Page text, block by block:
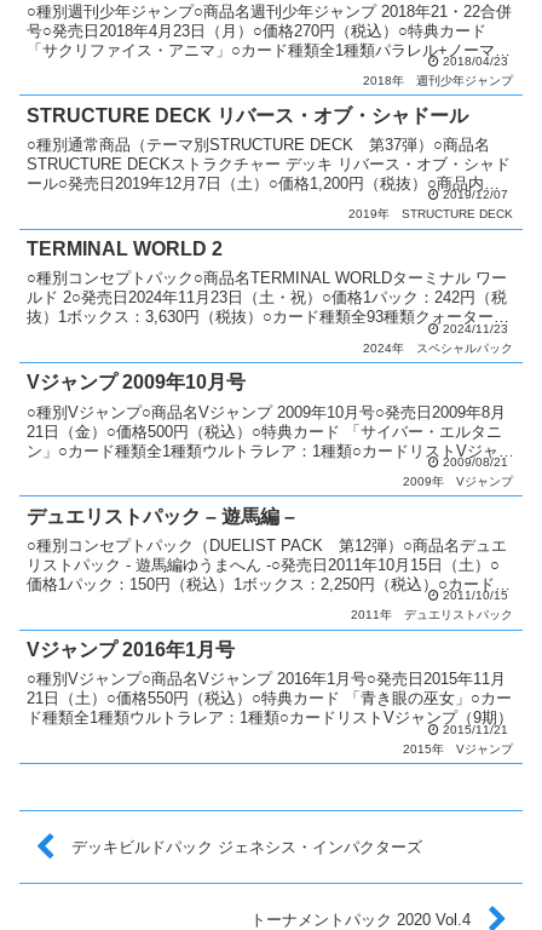
○種別週刊少年ジャンプ○商品名週刊少年ジャンプ 2018年21・22合併
号○発売日2018年4月23日（月）○価格270円（税込）○特典カード
「サクリファイス・アニマ」○カード種類全1種類パラレル+ノーマ
2018/04/23
2018年
週刊少年ジャンプ
STRUCTURE DECK リバース・オブ・シャドール
○種別通常商品（テーマ別STRUCTURE DECK 第37弾）○商品名
STRUCTURE DECKストラクチャー デッキ リバース・オブ・シャド
ール○発売日2019年12月7日（土）○価格1,200円（税抜）○商品内容
2019/12/07
2019年
STRUCTURE DECK
TERMINAL WORLD 2
○種別コンセプトパック○商品名TERMINAL WORLDターミナル ワー
ルド 2○発売日2024年11月23日（土・祝）○価格1パック：242円（税
抜）1ボックス：3,630円（税抜）○カード種類全93種類クォーターセ
2024/11/23
2024年
スペシャルパック
Vジャンプ 2009年10月号
○種別Vジャンプ○商品名Vジャンプ 2009年10月号○発売日2009年8月
21日（金）○価格500円（税込）○特典カード 「サイバー・エルタニ
ン」○カード種類全1種類ウルトラレア：1種類○カードリストVジャン
2009/08/21
2009年
Vジャンプ
デュエリストパック – 遊馬編 –
○種別コンセプトパック（DUELIST PACK 第12弾）○商品名デュエ
リストパック - 遊馬編ゆうまへん -○発売日2011年10月15日（土）○
価格1パック：150円（税込）1ボックス：2,250円（税込）○カード種
2011/10/15
2011年
デュエリストパック
Vジャンプ 2016年1月号
○種別Vジャンプ○商品名Vジャンプ 2016年1月号○発売日2015年11月
21日（土）○価格550円（税込）○特典カード 「青き眼の巫女」○カー
ド種類全1種類ウルトラレア：1種類○カードリストVジャンプ（9期）
2015/11/21
2015年
Vジャンプ
デッキビルドパック ジェネシス・インパクターズ
トーナメントパック 2020 Vol.4